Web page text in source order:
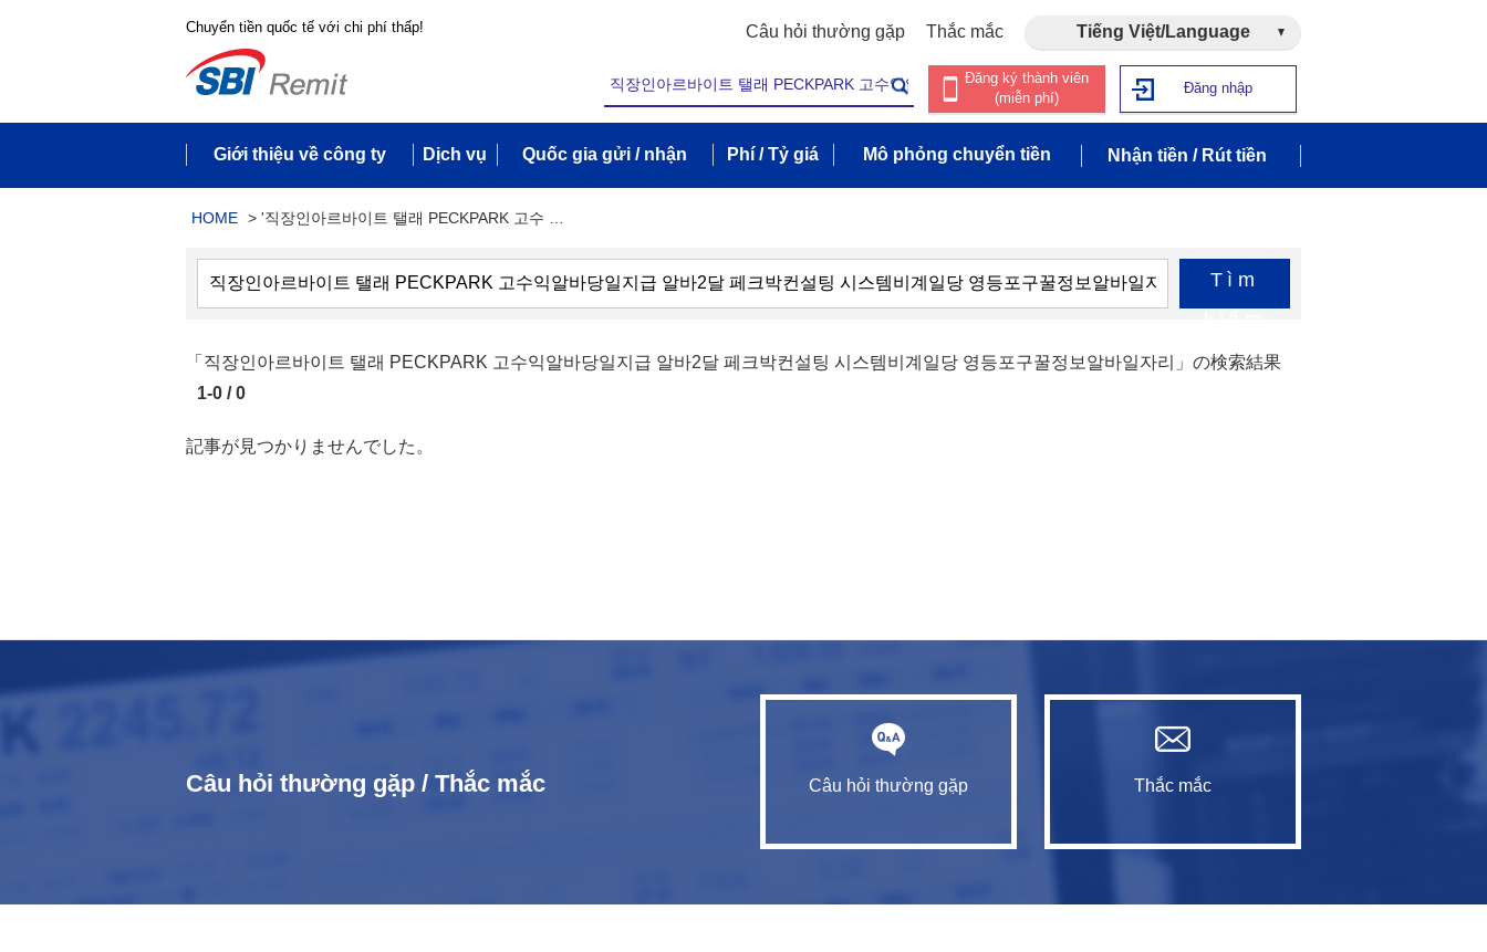
Chuyển tiền quốc tế với chi phí thấp! Câu hỏi thường gặp Thắc mắc Tiếng Việt/Language
Đăng ký thành viên
(miễn phí)
Đăng nhập
Giới thiệu về công ty Dịch vụ Quốc gia gửi / nhận Phí / Tỷ giá Mô phỏng chuyển tiền Nhận tiền / Rút tiền
HOME > '직장인아르바이트 탤래 PECKPARK 고수 …
Tìm
「직장인아르바이트 탤래 PECKPARK 고수익알바당일지급 알바2달 페크박컨설팅 시스템비계일당 영등포구꿀정보알바일자리」の検索結果
1-0 / 0
記事が見つかりませんでした。
Câu hỏi thường gặp / Thắc mắc Câu hỏi thường gặp Thắc mắc